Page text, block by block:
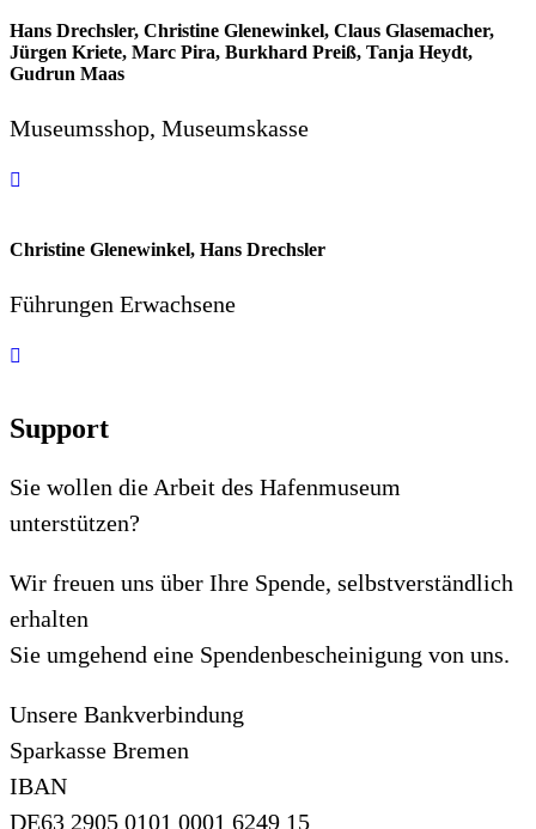
Hans Drechsler, Christine Glenewinkel, Claus Glasemacher,
Jürgen Kriete, Marc Pira, Burkhard Preiß, Tanja Heydt,
Gudrun Maas
Museumsshop, Museumskasse
Christine Glenewinkel, Hans Drechsler
Führungen Erwachsene
Support
Sie wollen die Arbeit des Hafenmuseum
unterstützen?
Wir freuen uns über Ihre Spende, selbstverständlich
erhalten
Sie umgehend eine Spendenbescheinigung von uns.
Unsere Bankverbindung
Sparkasse Bremen
IBAN
DE63 2905 0101 0001 6249 15